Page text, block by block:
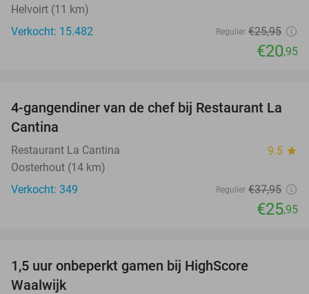
Helvoirt (11 km)
Verkocht: 15.482
Regulier €25,95
€20,95
32%
4-gangendiner van de chef bij Restaurant La
Cantina
Restaurant La Cantina 9.5 star
Oosterhout (14 km)
Verkocht: 349
Regulier €37,95
€25,95
1,5 uur onbeperkt gamen bij HighScore
Waalwijk